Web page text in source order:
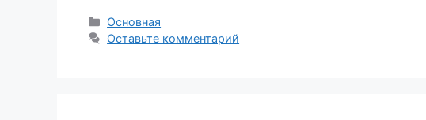
Рубрики
Основная
Оставьте комментарий